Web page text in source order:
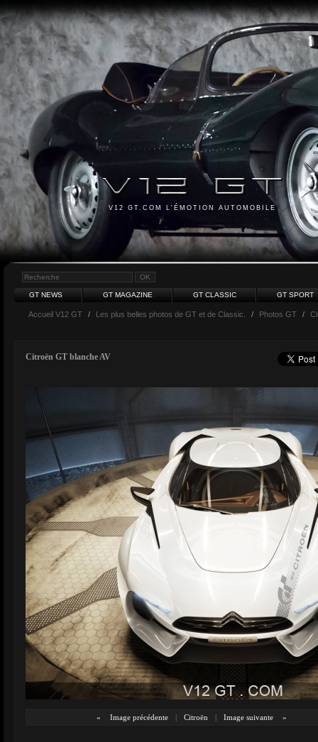
V12 GT.COM L'ÉMOTION AUTOMOBILE
GT NEWS GT MAGAZINE GT CLASSIC GT SPORT
Accueil V12 GT / Les plus belles photos de GT et de Classic. / Photos GT /
Citroën GT blanche AV
« Image précédente | Citroën | Image suivante »